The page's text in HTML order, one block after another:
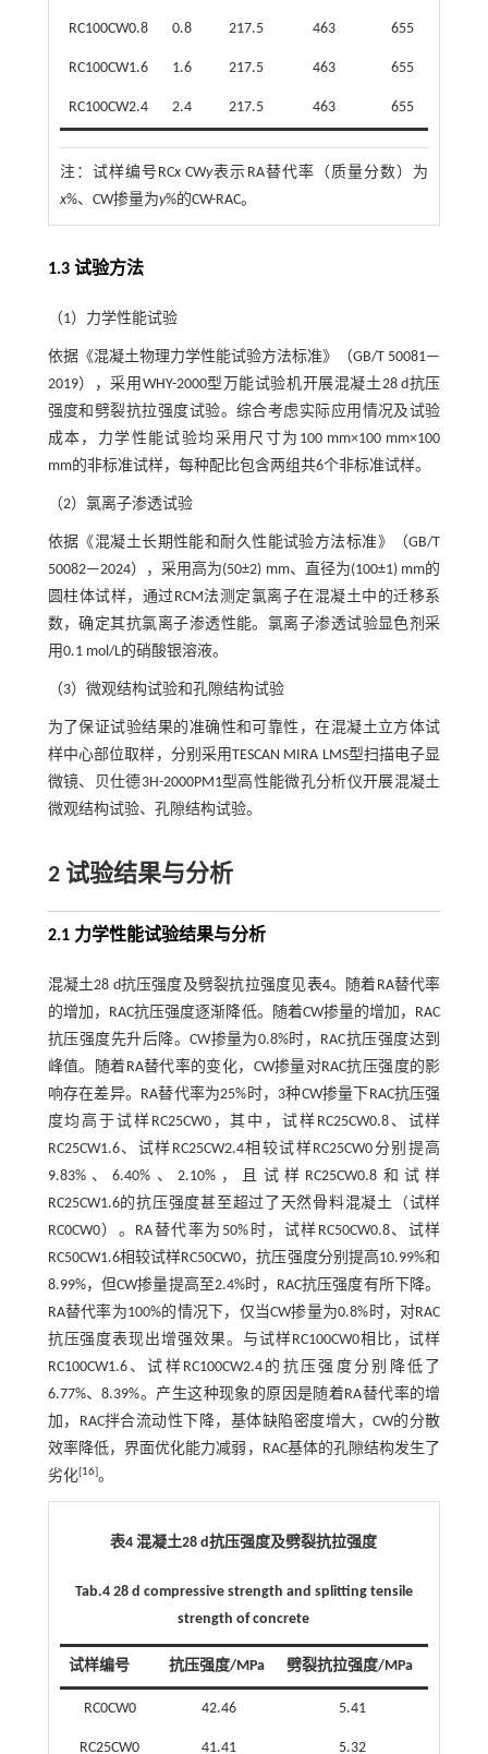
RC100CW0.8 0.8 217.5 463 655
RC100CW1.6 1.6 217.5 463 655
RC100CW2.4 2.4 217.5 463 655
注： 试样编号RCx CWy表示RA替代率（质量分数）为
x%、CW掺量为y%的CW-RAC。
1.3 试验方法
（1）力学性能试验
依据《混凝土物理力学性能试验方法标准》（GB/T 50081—
2019），采用WHY-2000型万能试验机开展混凝土28 d抗压
强度和劈裂抗拉强度试验。综合考虑实际应用情况及试验
成本，力学性能试验均采用尺寸为100 mm×100 mm×100
mm的非标准试样，每种配比包含两组共6个非标准试样。
（2）氯离子渗透试验
依据《混凝土长期性能和耐久性能试验方法标准》（GB/T
50082—2024），采用高为(50±2) mm、直径为(100±1) mm的
圆柱体试样，通过RCM法测定氯离子在混凝土中的迁移系
数，确定其抗氯离子渗透性能。氯离子渗透试验显色剂采
用0.1 mol/L的硝酸银溶液。
（3）微观结构试验和孔隙结构试验
为了保证试验结果的准确性和可靠性，在混凝土立方体试
样中心部位取样，分别采用TESCAN MIRA LMS型扫描电子显
微镜、贝仕德3H-2000PM1型高性能微孔分析仪开展混凝土
微观结构试验、孔隙结构试验。
2 试验结果与分析
2.1 力学性能试验结果与分析
混凝土28 d抗压强度及劈裂抗拉强度见表4。随着RA替代率
的增加，RAC抗压强度逐渐降低。随着CW掺量的增加，RAC
抗压强度先升后降。CW掺量为0.8%时，RAC抗压强度达到
峰值。随着RA替代率的变化，CW掺量对RAC抗压强度的影
响存在差异。RA替代率为25%时，3种CW掺量下RAC抗压强
度均高于试样RC25CW0，其中，试样RC25CW0.8、试样
RC25CW1.6、试样RC25CW2.4相较试样RC25CW0分别提高
9.83%、6.40%、2.10%，且试样RC25CW0.8和试样
RC25CW1.6的抗压强度甚至超过了天然骨料混凝土（试样
RC0CW0）。RA替代率为50%时，试样RC50CW0.8、试样
RC50CW1.6相较试样RC50CW0，抗压强度分别提高10.99%和
8.99%，但CW掺量提高至2.4%时，RAC抗压强度有所下降。
RA替代率为100%的情况下，仅当CW掺量为0.8%时，对RAC
抗压强度表现出增强效果。与试样RC100CW0相比，试样
RC100CW1.6、试样RC100CW2.4的抗压强度分别降低了
6.77%、8.39%。产生这种现象的原因是随着RA替代率的增
加，RAC拌合流动性下降，基体缺陷密度增大，CW的分散
效率降低，界面优化能力减弱，RAC基体的孔隙结构发生了
劣化[16]。
表4 混凝土28 d抗压强度及劈裂抗拉强度
Tab.4 28 d compressive strength and splitting tensile
strength of concrete
试样编号 抗压强度/MPa 劈裂抗拉强度/MPa
RC0CW0 42.46 5.41
RC25CW0 41.41 5.32